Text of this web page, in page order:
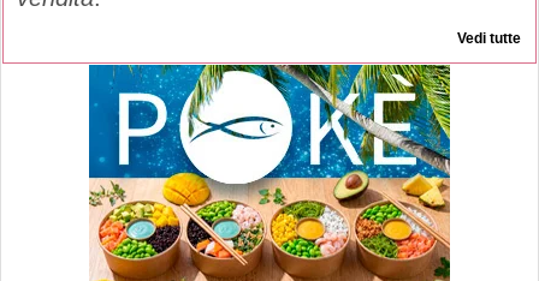
Vedi tutte